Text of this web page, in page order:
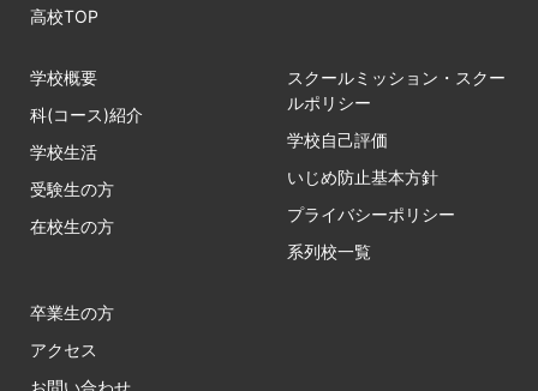
高校TOP
学校概要
科(コース)紹介
学校生活
受験生の方
在校生の方
スクールミッション・スクー
ルポリシー
学校自己評価
いじめ防止基本方針
プライバシーポリシー
系列校一覧
卒業生の方
アクセス
お問い合わせ